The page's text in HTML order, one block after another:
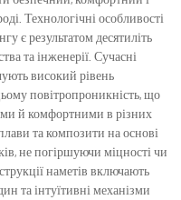
Технологічні особливості
є результатом десятиліть
та інженерії. Сучасні
високий рівень
повітропроникність, що
й комфортними в різних
та композити на основі
не погіршуючи міцності чи
наметів включають
та інтуїтивні механізми